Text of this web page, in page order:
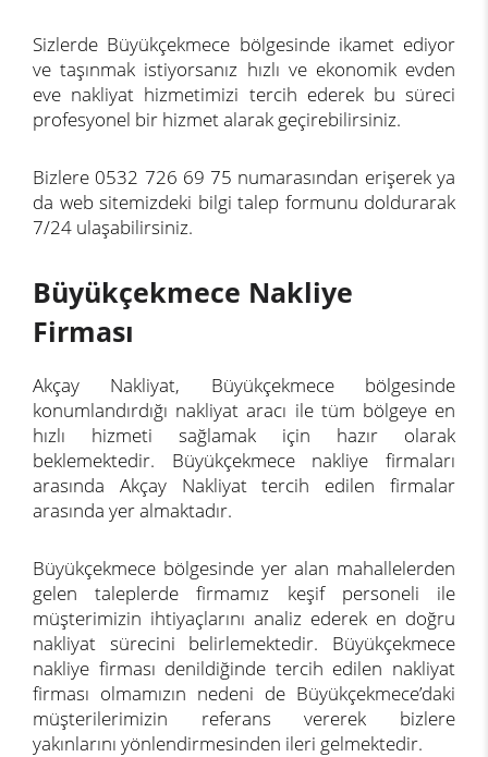
Sizlerde Büyükçekmece bölgesinde ikamet ediyor
ve taşınmak istiyorsanız hızlı ve ekonomik evden
eve nakliyat hizmetimizi tercih ederek bu süreci
profesyonel bir hizmet alarak geçirebilirsiniz.
Bizlere 0532 726 69 75 numarasından erişerek ya
da web sitemizdeki bilgi talep formunu doldurarak
7/24 ulaşabilirsiniz.
Büyükçekmece Nakliye
Firması
Akçay Nakliyat, Büyükçekmece bölgesinde
konumlandırdığı nakliyat aracı ile tüm bölgeye en
hızlı hizmeti sağlamak için hazır olarak
beklemektedir. Büyükçekmece nakliye firmaları
arasında Akçay Nakliyat tercih edilen firmalar
arasında yer almaktadır.
Büyükçekmece bölgesinde yer alan mahallelerden
gelen taleplerde firmamız keşif personeli ile
müşterimizin ihtiyaçlarını analiz ederek en doğru
nakliyat sürecini belirlemektedir. Büyükçekmece
nakliye firması denildiğinde tercih edilen nakliyat
firması olmamızın nedeni de Büyükçekmece’daki
müşterilerimizin referans vererek bizlere
yakınlarını yönlendirmesinden ileri gelmektedir.